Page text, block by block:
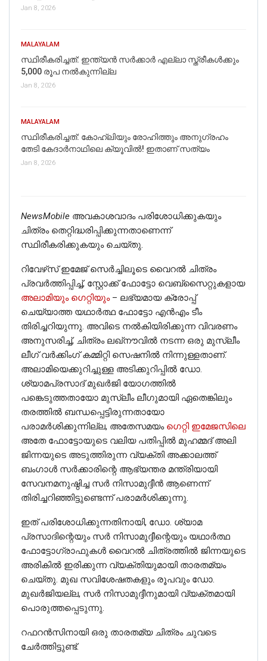
Jan 8, 2026
MALAYALAM
സ്ഥിരീകരിച്ചത്: ഇന്ത്യൻ സർക്കാർ എല്ലാ സ്ത്രീകൾക്കും
5,000 രൂപ നൽകുന്നില്ല
Jan 8, 2026
MALAYALAM
സ്ഥിരീകരിച്ചത്: കോഹ്‌ലിയും രോഹിത്തും അനുഗ്രഹം
തേടി കേദാര്‍നാഥിലെ ക്യൂവില്‍! ഇതാണ് സത്യം
Jan 8, 2026
NewsMobile അവകാശവാദം പരിശോധിക്കുകയും
ചിത്രം തെറ്റിദ്ധരിപ്പിക്കുന്നതാണെന്ന്
സ്ഥിരീകരിക്കുകയും ചെയ്തു.
റിവേഴ്‌സ് ഇമേജ് സെർച്ചിലൂടെ വൈറൽ ചിത്രം
പ്രവർത്തിപ്പിച്ച്, സ്റ്റോക്ക് ഫോട്ടോ വെബ്‌സൈറ്റുകളായ
അലാമിയും ഗെറ്റിയും– ലഭ്യമായ ക്രോപ്പ്
ചെയ്യാത്ത യഥാർത്ഥ ഫോട്ടോ എൻഎം ടീം
തിരിച്ചറിയുന്നു. അവിടെ നൽകിയിരിക്കുന്ന വിവരണം
അനുസരിച്ച്, ചിത്രം ലഖ്‌നൗവിൽ നടന്ന ഒരു മുസ്ലീം
ലീഗ് വർക്കിംഗ് കമ്മിറ്റി സെഷനിൽ നിന്നുള്ളതാണ്.
അലാമിയെക്കുറിച്ചുള്ള അടിക്കുറിപ്പിൽ ഡോ.
ശ്യാമപ്രസാദ് മുഖർജി യോഗത്തിൽ
പങ്കെടുത്തതായോ മുസ്ലീം ലീഗുമായി ഏതെങ്കിലും
തരത്തിൽ ബന്ധപ്പെട്ടിരുന്നതായോ
പരാമർശിക്കുന്നില്ല, അതേസമയം ഗെറ്റി ഇമേജസിലെ
അതേ ഫോട്ടോയുടെ വലിയ പതിപ്പിൽ മുഹമ്മദ് അലി
ജിന്നയുടെ അടുത്തിരുന്ന വ്യക്തി അക്കാലത്ത്
ബംഗാൾ സർക്കാരിന്റെ ആഭ്യന്തര മന്ത്രിയായി
സേവനമനുഷ്ഠിച്ച സർ നിസാമുദ്ദീൻ ആണെന്ന്
തിരിച്ചറിഞ്ഞിട്ടുണ്ടെന്ന് പരാമർശിക്കുന്നു.
ഇത് പരിശോധിക്കുന്നതിനായി, ഡോ. ശ്യാമ
പ്രസാദിന്റെയും സർ നിസാമുദ്ദീന്റെയും യഥാർത്ഥ
ഫോട്ടോഗ്രാഫുകൾ വൈറൽ ചിത്രത്തിൽ ജിന്നയുടെ
അരികിൽ ഇരിക്കുന്ന വ്യക്തിയുമായി താരതമ്യം
ചെയ്തു. മുഖ സവിശേഷതകളും രൂപവും ഡോ.
മുഖർജിയല്ല, സർ നിസാമുദ്ദീനുമായി വ്യക്തമായി
പൊരുത്തപ്പെടുന്നു.
റഫറൻസിനായി ഒരു താരതമ്യ ചിത്രം ചുവടെ
ചേർത്തിട്ടുണ്ട്.